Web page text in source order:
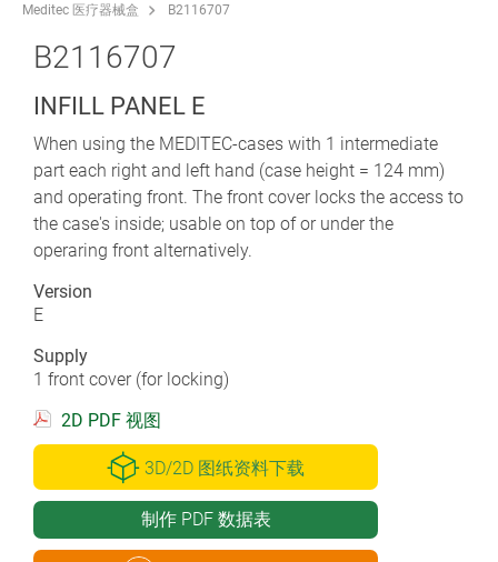
Meditec 医疗器械盒
B2116707
B2116707
INFILL PANEL E
When using the MEDITEC-cases with 1 intermediate
part each right and left hand (case height = 124 mm)
and operating front. The front cover locks the access to
the case's inside; usable on top of or under the
operaring front alternatively.
Version
E
Supply
1 front cover (for locking)
2D PDF 视图
3D/2D 图纸资料下载
制作 PDF 数据表